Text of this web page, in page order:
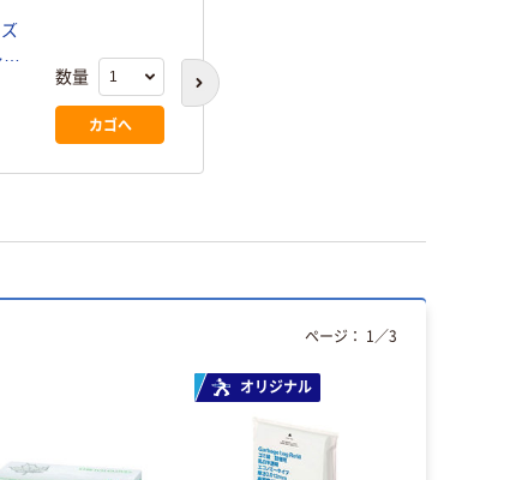
ズ
数量
カゴへ
次のスライドへ
オリジナル
ページ： 1 ／3